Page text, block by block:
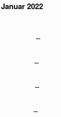
2022
–
–
Euro –
–